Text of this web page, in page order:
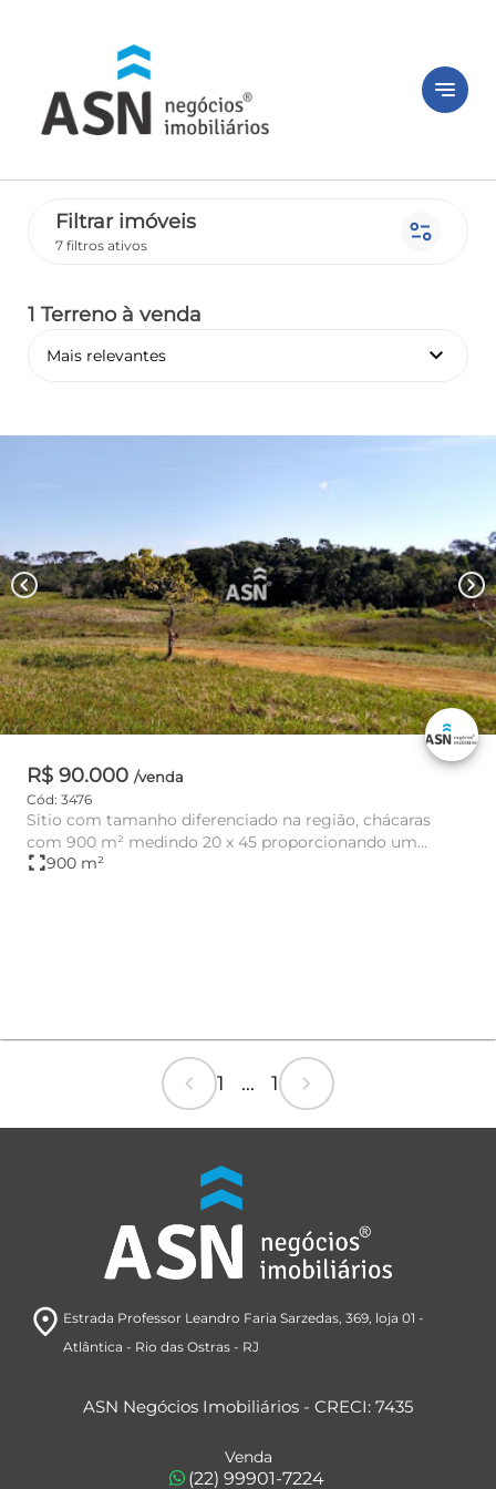
notes
Filtrar imóveis
7 filtros ativos page_info
1 Terreno à venda
Mais relevantes keyboard_arrow_down
chevron_left chevron_right
R$ 90.000 /venda
Cód: 3476
Sitio com tamanho diferenciado na região, chácaras
com 900 m² medindo 20 x 45 proporcionando um
conforto e tranquilidade...
fullscreen900 m²
chevron_left 1 ... 1 chevron_right
room Estrada Professor Leandro Faria Sarzedas, 369, loja 01 -
Atlântica - Rio das Ostras- RJ
ASN Negócios Imobiliários - CRECI: 7435
Venda
(22) 99901-7224